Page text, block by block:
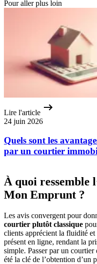
Pour aller plus loin
Lire l'article
24 juin 2026
Quels sont les
par un courtier
À quoi ressemble
Mon Emprunt ?
Les avis convergent pour
courtier plutôt classique
clients apprécient la fluidité
présent en ligne, rendant la
simple. Passer par un
été la clé de l’obtention d’un